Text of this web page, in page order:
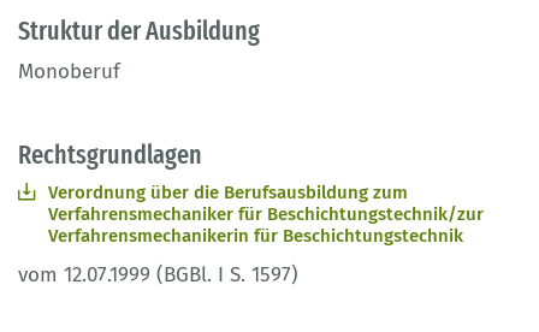
Struktur der Ausbildung
Monoberuf
Rechtsgrundlagen
Verordnung über die Berufsausbildung zum
Verfahrensmechaniker für Beschichtungstechnik/zur
Verfahrensmechanikerin für Beschichtungstechnik
vom 12.07.1999 (BGBl. I S. 1597)